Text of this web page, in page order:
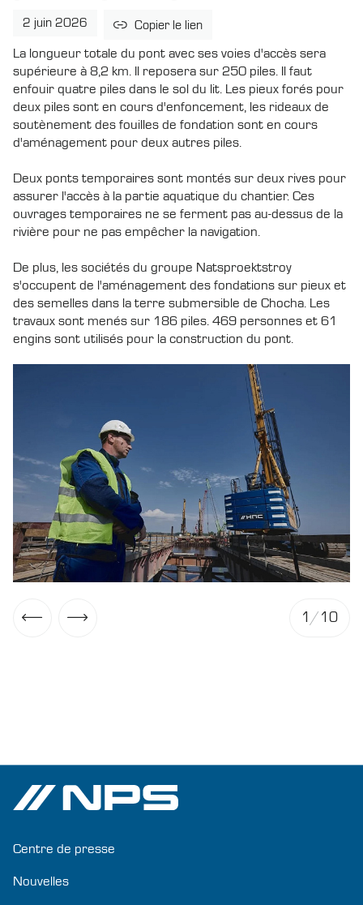
2 juin 2026 Copier le lien
1/10
La longueur totale du pont avec ses voies d'accès sera
supérieure à 8,2 km. Il reposera sur 250 piles. Il faut
enfouir quatre piles dans le sol du lit. Les pieux forés pour
deux piles sont en cours d'enfoncement, les rideaux de
soutènement des fouilles de fondation sont en cours
d'aménagement pour deux autres piles.
Deux ponts temporaires sont montés sur deux rives pour
assurer l'accès à la partie aquatique du chantier. Ces
ouvrages temporaires ne se ferment pas au-dessus de la
rivière pour ne pas empêcher la navigation.
De plus, les sociétés du groupe Natsproektstroy
s'occupent de l'aménagement des fondations sur pieux et
des semelles dans la terre submersible de Chocha. Les
travaux sont menés sur 186 piles. 469 personnes et 61
engins sont utilisés pour la construction du pont.
Centre de presse
Nouvelles